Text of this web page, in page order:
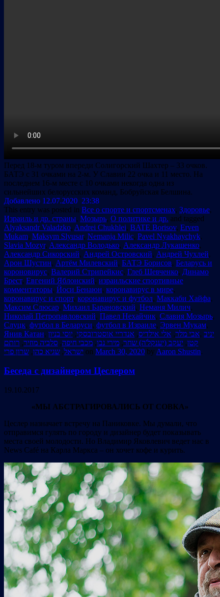
Перед 18-м туром впереди Солигорский Шахтер – 33 очков.
БАТЭ с 31 очками на 2-м. У Славии 22 очка и 11 место. На
последнем 16-м месте с 10 очками некогда одна из
сильнейших белорусских команд, Бобруйская Белшина.
Добавлено 12.07.2020 23:38
This entry was posted in Все о спорте и спортсменах, Здоровье,
Израиль и др. страны, Мозырь, О политике и др. and tagged
Alyaksandr Valadzko, Andrei Chukhlei, BATE Borisov, Erven
Mukam, Maksym Slyusar, Nemanja Milic, Pavel Nyakhaychyk,
Slavia Mozyr, Александр Володько, Александр Лукашенко,
Александр Сикорский, Андрей Островский, Андрей Чухлей,
Арон Шустин, Артём Милевский, БАТЭ Борисов, Беларусь и
короновирус, Валерий Стрипейкис, Глеб Шевченко, Динамо
Брест, Евгений Яблонский, израильские спортивные
комментаторы, Йоси Бенаюн, коронавирус в мире,
коронавирус и спорт, коронавирус и футбол, Маккаби Хайфа,
Максим Слюсар, Михаил Барановский, Неманя Милич,
Николай Петропавловский, Павел Нехайчик, Славия Мозырь,
Слуцк, футбол в Беларуси, футбол в Израиле, Эрвен Мукам,
Янив Катан, אבי מלר, אלי אילדיס, אנדריי אוסטרובסקי, , יניב
קטן, יעקב (יענקל'ה) שחר, מירי נבו, מכבי חיפה, סלביה מוזיר, רותם
ישראל, שגיא כהן, שרון פרי on March 30, 2020 by Aaron Shustin.
Беседа с дизайнером Цеслером
19.10.2017
«МЫ АБСТРАГИРОВАЛИСЬ ОТ СОВКА»
Цеслер назначает встречу на Паниковке. Мы думали, что
отправимся гулять по городу и дизайнер будет показывать
места своей молодости. Но Владимир Яковлевич ведет нас в
News Café на Карла Маркса – он хочет кофе и курить.